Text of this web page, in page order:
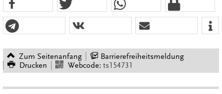
Zum Seitenanfang
Barrierefreiheitsmeldung
Drucken
Webcode: ts154731